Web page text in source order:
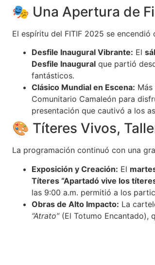
🎭 Una Apertura de
El espíritu del FITIF 2025 se encendió
Desfile Inaugural Vibrante: El
Desfile Inaugural que partió
fantásticos.
Clásico Mundial en Escena:
Comunitario Camaleón para
presentación que cautivó a los
🎨 Títeres Vivos,
La programación continuó con una
Exposición y Creación: El
Títeres “Apartadó vive los
las 9:00 a.m. permitió a los
Obras de Alto Impacto: La
“Atrato”(El Totumo Encantado),